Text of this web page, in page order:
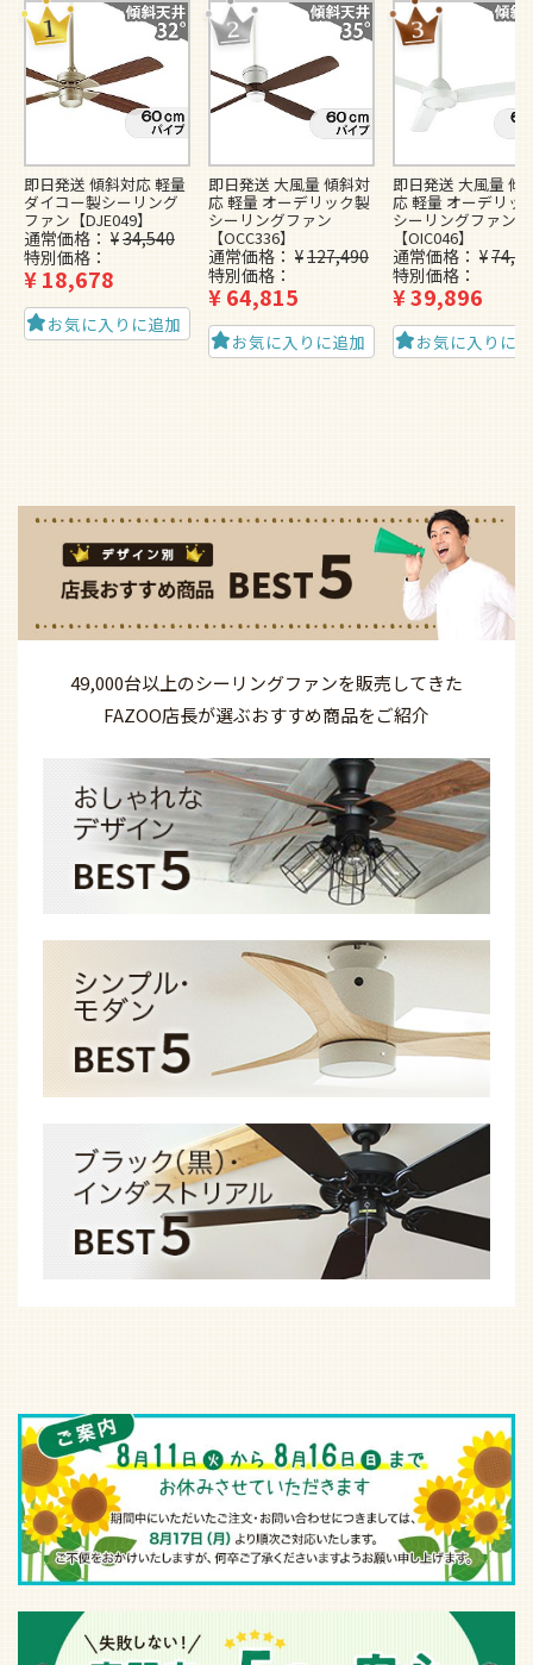
即日発送 傾斜対応 軽量
ダイコー製シーリング
ファン【DJE049】
通常価格 ¥34,540
特別価格
¥18,678
お気に入りに追加
即日発送 大風量 傾斜対
応 軽量 オーデリック製
シーリングファン
【OCC336】
通常価格 ¥127,490
特別価格
¥64,815
お気に入りに追加
即日発送 大風量 傾
応 軽量 オーデリッ
シーリングファン
【OIC046】
通常価格 ¥
特別価格
¥39,896
お気に入りに
49,000台以上のシーリングファンを販売してきた
FAZOO店長が選ぶおすすめ商品をご紹介